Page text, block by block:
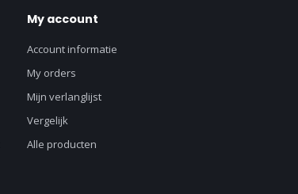
My account
Account informatie
My orders
Mijn verlanglijst
Vergelijk
Alle producten